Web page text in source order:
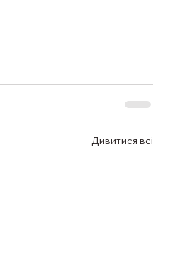
Дивитися всі